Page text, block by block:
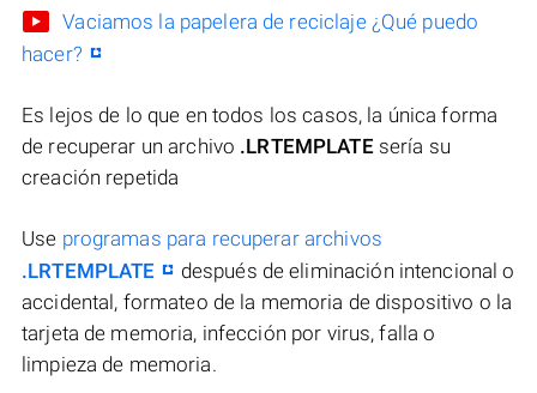
Vaciamos la papelera de reciclaje ¿Qué puedo
hacer?
Es lejos de lo que en todos los casos, la única forma
de recuperar un archivo .LRTEMPLATEsería su
creación repetida
Use programas para recuperar archivos
.LRTEMPLATE
después de eliminación intencional o
accidental, formateo de la memoria de dispositivo o la
tarjeta de memoria, infección por virus, falla o
limpieza de memoria.